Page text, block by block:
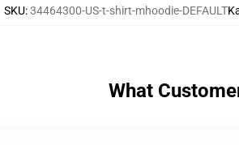
SKU:34464300-US-t-shirt-mhoodie-DEFAULT
What